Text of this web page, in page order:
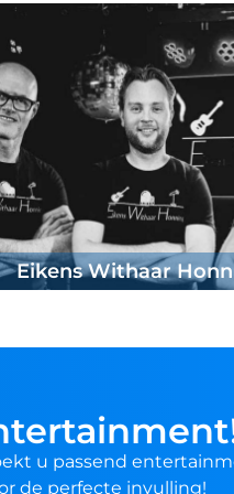
u passend
de perfecte invulling!